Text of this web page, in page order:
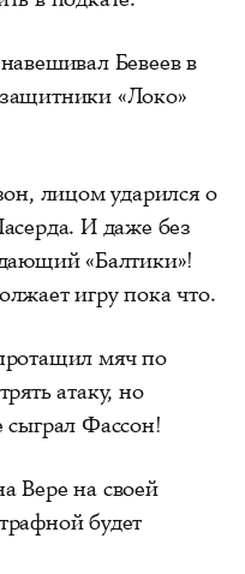
Бевеев в
«Локо»
лицом ударился о
И даже без
«Балтики»!
игру пока что.
мяч по
атаку, но
сыграл Фассон!
Вере на своей
будет